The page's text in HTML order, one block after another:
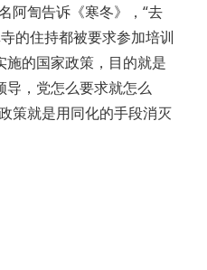
阿訇告诉《寒冬》，“去
的住持都被要求参加培训
的国家政策，目的就是
导，党怎么要求就怎么
策就是用同化的手段消灭